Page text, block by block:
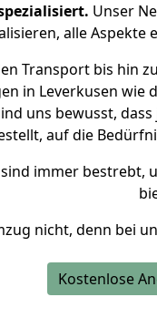
Unser
alle Aspekte
Transport bis hin
in Leverkusen wie
uns bewusst,
auf die
immer bestrebt,
nicht, denn bei
Kostenlose